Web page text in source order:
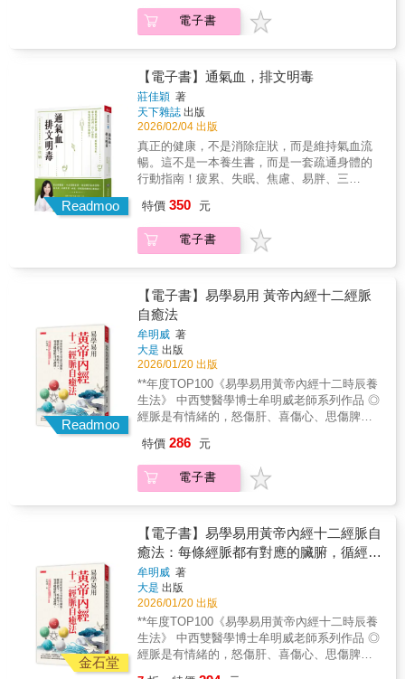
還提供二十多種獨特凍齡易瘦食療法，像是，
容易經痛、經血成塊，紅糖薑枝水幫妳祛寒；
免疫力低、容易感冒，用乾蔥葉來泡腳； 嗓子
容易發炎，是身體太上火，只要多喝水，不用
藥就能治好……。困住女人一生的婦科問題
病，中醫都有解，（原版書名：女人的病，
99%都是「氣」造成的）
身精氣所在，對女性的影響更大於男性， 常說
的人老珠黃、老眼昏花，就是說腎虛的人。 可
以煮白米粥，加上適量的蓮子、百合和藕；覺
可以選哪一種？◎辨體質，胖有胖的方法，瘦
有瘦的解方： 同款養生茶，有人越喝越美，妳
卻越喝越憔悴？ 因為人的體質共分為九種，不
同體質吃法大不同， 本書舉出最常見的氣虛、
陽虛和濕熱，告訴妳該怎麼針對個人體質進
補。◎修好心，不生氣，女性專用的終極養生
法： 女性的病，99％都是氣出來的， 因為怒傷
經就亂， 當心情莫名抑鬱，記得多吃薑黃、或
泡薑黃茶，可疏肝解鬱。 多按按乳房正中間的
膻中穴，可化解不開心，預防乳房疾病。 作者
免疫力低、容易感冒，用乾蔥葉來泡腳； 嗓子
容易發炎，是身體太上火，只要多喝水，不用
藥就能治好……。困住女人一生的婦科問題
病，中醫都有解，（原版書名：女人的病，
99%都是「氣」造成的）
話文，有利於基礎理論與臨床實際相聯繫，便
於古文基礎薄弱和欠缺中醫臨床的學習者學習
電子書
Readmoo
【電子書】通氣血，排文明毒
莊佳穎 著
天下雜誌 出版
2026/02/04 出版
真正的健康，不是消除症狀，而是維持氣血流
暢。這不是一本養生書，而是一套疏通身體的
行動指南！疲累、失眠、焦慮、易胖、三
腫瘤專家淬鍊重症治療的智慧，教你恢復氣血
運行，從根本解決慢性發炎、代謝不良、免疫
失衡！※ ※ ※ ※ ※ ※你是
胃痛、一吃飽就脹氣、一放鬆就水腫；焦慮、
疲勞、腸胃不適、注意力不集中……。專研中
西醫合療、台中慈濟醫院中醫腫瘤科莊佳穎主
任，長期在診間看到太多人健檢報告正常，卻
渾身不對勁，吃了藥仍未真正康復，其實都指
向一件事：氣血不流！久坐不動而氣滯，熬夜
追劇讓陰虛火旺，高糖高油讓痰濕積聚，壓力
焦慮讓肝氣鬱結；這些生活方式正在製造「慢
性堵塞」，侵蝕我們的健康。修復健康不是靠
控制，而是靠順應。氣血一通，身體自然找到
床經驗出發，將「中醫治本」的智慧，擴展到
預防保健。書中收錄多年的臨床經驗與真實案
例，深入解析消化道失衡、自律神經失調、代
我們更了解如何恢復身體自癒力。這本書是看
待自己的新方式！無論你是「未病」但不時有
點小困擾的亞健康族群；或健檢紅字頻傳，甚
至正苦於慢性病的「已病」者；或想打好基
礎，避免未來生病的人，都能找到與身體和解
的方法。本書重點——・看懂體質警訊：為什
麼有些人易疲累，有些人易胖，有些人易怒？
要有效治未病，要先知道自己的體質是哪一
特價 350 元
電子書
Readmoo
【電子書】易學易用 黃帝內經十二經脈
自癒法
牟明威 著
大是 出版
2026/01/20 出版
**年度TOP100《易學易用黃帝內經十二時辰養
生法》 中西雙醫學博士牟明威老師系列作品 ◎
經脈是有情緒的，怒傷肝、喜傷心、思傷脾、
況好不好，看臉色就知道，因為「心其華在
面」。 ◎按摩、拔罐、刮痧為何多選背部？祕
密就在膀胱經。（經脈最長、穴位最多）◎肝
中提到，人體有十二經脈，包含 手三陰（肺、
心包、心）、手三陽（大腸、三焦、小腸）、
足三陽（胃、膽、膀胱）、足三陰（脾、肝、
腎）。 在《靈樞．經別篇》中更是開宗明義的
指出： 「十二經脈者，人之所以生，病之所以
成，人之所以治，病之所以起。」 經絡，既是
人的根本，也是病的源頭。 本書作者牟明威是
中西醫雙博士、北京中醫藥大學東直門醫院骨
科主任。 他以中西醫結合的觀點，融會《黃帝
特價 286 元
電子書
金石堂
【電子書】易學易用黃帝內經十二經脈自
癒法：每條經脈都有對應的臟腑，循經養
生，疾病不入，零基礎就能自己調理。
牟明威 著
大是 出版
2026/01/20 出版
**年度TOP100《易學易用黃帝內經十二時辰養
生法》 中西雙醫學博士牟明威老師系列作品 ◎
經脈是有情緒的，怒傷肝、喜傷心、思傷脾、